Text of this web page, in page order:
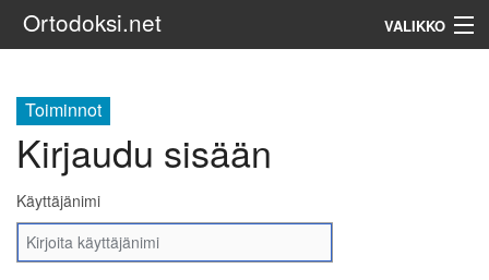
Ortodoksi.net VALIKKO
Toiminnot
Kirjaudu sisään
Käyttäjänimi